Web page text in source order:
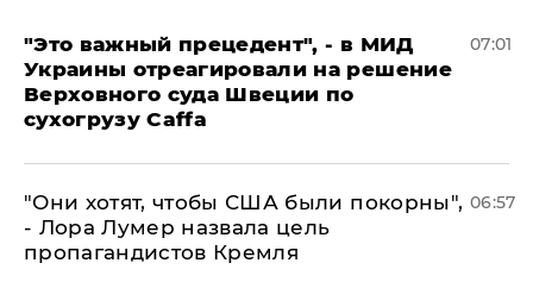
"Это важный прецедент", - в МИД
Украины отреагировали на решение
Верховного суда Швеции по
сухогрузу Caffa
07:01
"Они хотят, чтобы США были покорны",
- Лора Лумер назвала цель
пропагандистов Кремля
06:57